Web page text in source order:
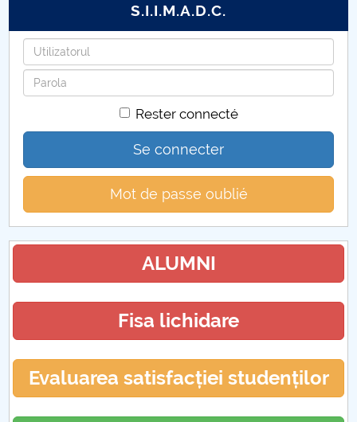
S.I.I.M.A.D.C.
Identifiant
Mot
de
Rester connecté
Se connecter
Mot de passe oublié
ALUMNI
Fisa lichidare
Evaluarea satisfacției studenților